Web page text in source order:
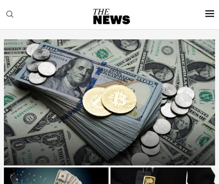
“الفرصة التي لا يراها أحد”: كيف يصنع الأذكياء المال بينما...